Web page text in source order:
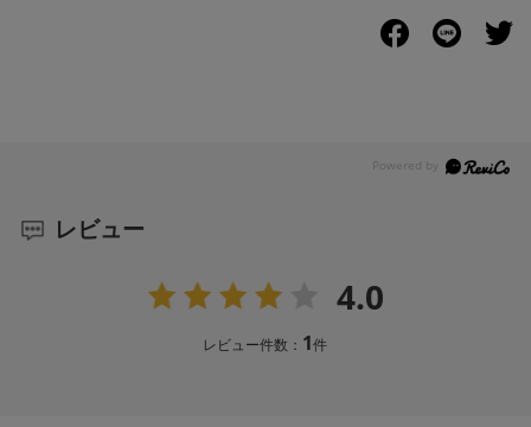
レビュー
4.0
レビュー件数： 1件